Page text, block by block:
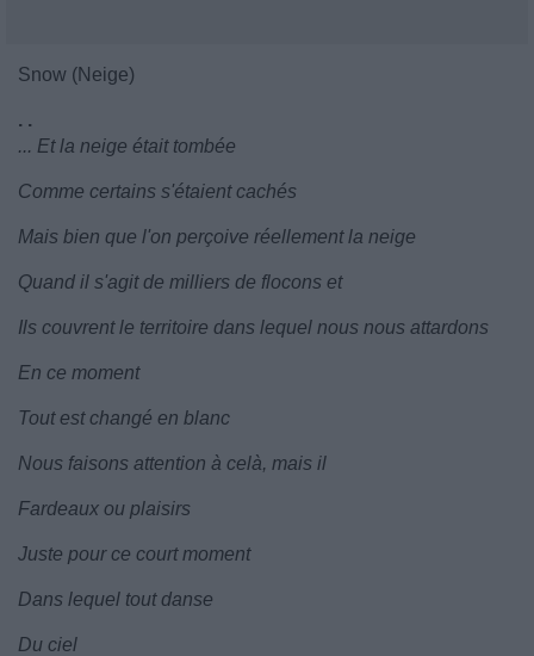
Snow (Neige)
. .
... Et la neige était tombée
Comme certains s'étaient cachés
Mais bien que l'on perçoive réellement la neige
Quand il s'agit de milliers de flocons et
Ils couvrent le territoire dans lequel nous nous attardons
En ce moment
Tout est changé en blanc
Nous faisons attention à celà, mais il
Fardeaux ou plaisirs
Juste pour ce court moment
Dans lequel tout danse
Du ciel